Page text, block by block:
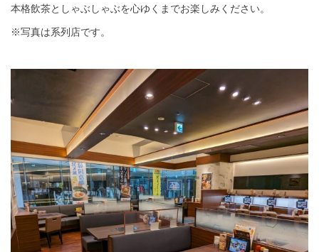
本格飲茶としゃぶしゃぶを心ゆくまでお楽しみください。
※写真は系列店です。